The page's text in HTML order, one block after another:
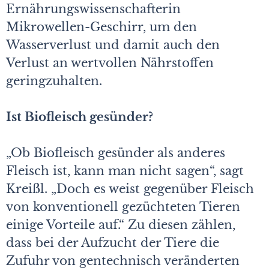
Ernährungswissenschafterin
Mikrowellen-Geschirr, um den
Wasserverlust und damit auch den
Verlust an wertvollen Nährstoffen
geringzuhalten.
Ist Biofleisch gesünder?
„Ob Biofleisch gesünder als anderes
Fleisch ist, kann man nicht sagen“, sagt
Kreißl. „Doch es weist gegenüber Fleisch
von konventionell gezüchteten Tieren
einige Vorteile auf.“ Zu diesen zählen,
dass bei der Aufzucht der Tiere die
Zufuhr von gentechnisch veränderten